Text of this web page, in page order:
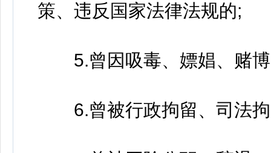
策、违反国家法律法规的;
5.曾因吸毒、嫖娼、赌博
6.曾被行政拘留、司法拘